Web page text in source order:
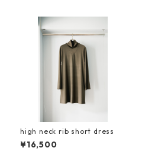
high neck rib short dress
¥16,500